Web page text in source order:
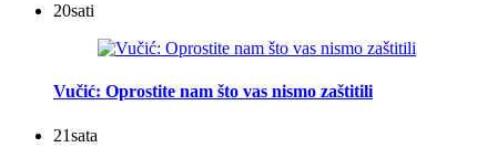
20sati
Vučić: Oprostite nam što vas nismo zaštitili
21sata